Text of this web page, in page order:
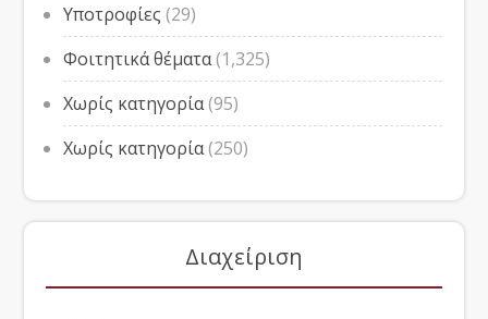
Υποτροφίες (29)
Φοιτητικά θέματα(1,325)
Χωρίς κατηγορία(95)
Χωρίς κατηγορία(250)
Διαχείριση